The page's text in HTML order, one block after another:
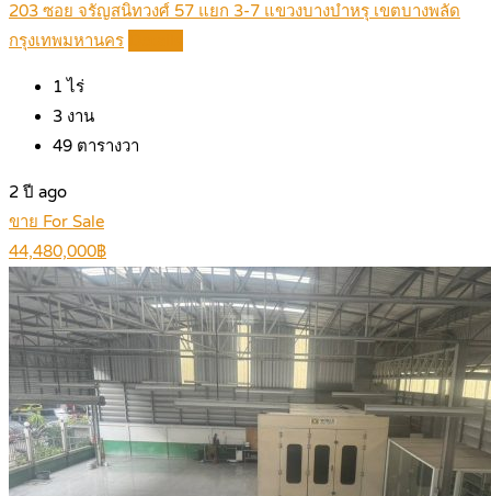
203 ซอย จรัญสนิทวงศ์ 57 แยก 3-7 แขวงบางบำหรุ เขตบางพลัด
กรุงเทพมหานคร
1 ไร่
3 งาน
49 ตารางวา
2 ปี ago
ขาย For Sale
44,480,000฿